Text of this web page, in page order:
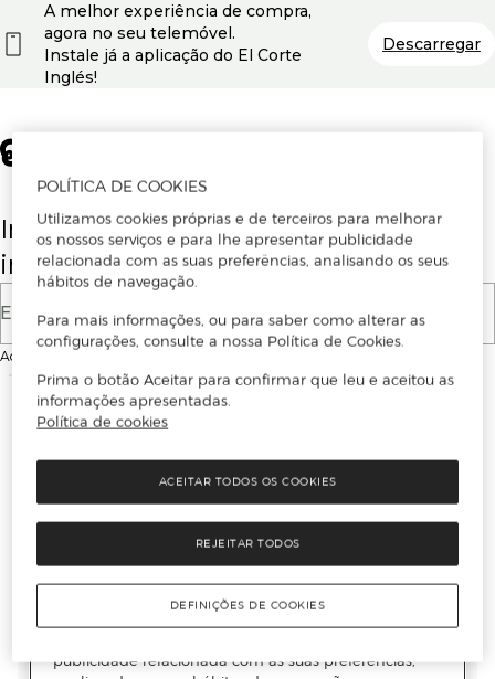
Insira o seu email para se registar ou
iniciar sessão.
E-mail
Ao continuar, aceitas as
A melhor experiência de compra,
agora no seu telemóvel.
Instale já a aplicação do El Corte
Inglés!
Descarregar
POLÍTICA DE COOKIES
Utilizamos cookies próprias e de terceiros para melhorar
os nossos serviços e para lhe apresentar publicidade
relacionada com as suas preferências, analisando os seus
hábitos de navegação.
Para mais informações, ou para saber como alterar as
configurações, consulte a nossa Política de Cookies.
Prima o botão Aceitar para confirmar que leu e aceitou as
informações apresentadas.
Política de cookies
REJEITAR TODOS
ACEITAR TODOS OS COOKIES
DEFINIÇÕES DE COOKIES